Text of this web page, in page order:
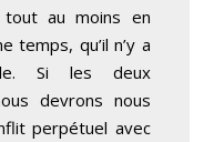
au moins en
temps, qu’il n’y a
Si les deux
devrons nous
perpétuel avec